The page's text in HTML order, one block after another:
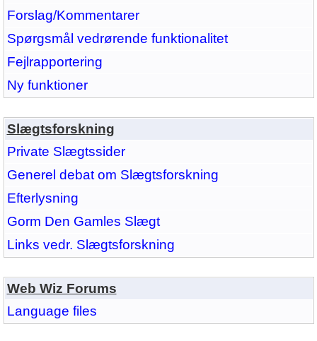
Forslag/Kommentarer
Spørgsmål vedrørende funktionalitet
Fejlrapportering
Ny funktioner
Slægtsforskning
Private Slægtssider
Generel debat om Slægtsforskning
Efterlysning
Gorm Den Gamles Slægt
Links vedr. Slægtsforskning
Web Wiz Forums
Language files